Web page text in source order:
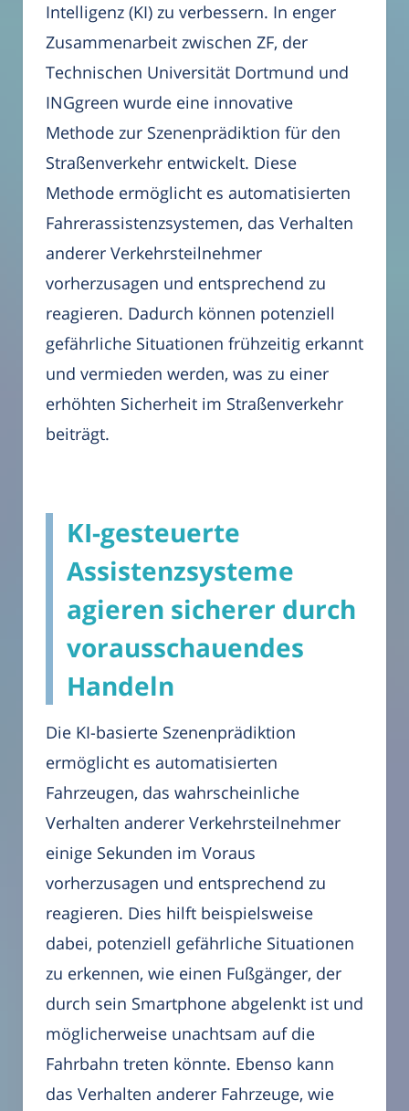
Intelligenz (KI) zu verbessern. In enger
Zusammenarbeit zwischen ZF, der
Technischen Universität Dortmund und
INGgreen wurde eine innovative
Methode zur Szenenprädiktion für den
Straßenverkehr entwickelt. Diese
Methode ermöglicht es automatisierten
Fahrerassistenzsystemen, das Verhalten
anderer Verkehrsteilnehmer
vorherzusagen und entsprechend zu
reagieren. Dadurch können potenziell
gefährliche Situationen frühzeitig erkannt
und vermieden werden, was zu einer
erhöhten Sicherheit im Straßenverkehr
beiträgt.
KI-gesteuerte
Assistenzsysteme
agieren sicherer durch
vorausschauendes
Handeln
Die KI-basierte Szenenprädiktion
ermöglicht es automatisierten
Fahrzeugen, das wahrscheinliche
Verhalten anderer Verkehrsteilnehmer
einige Sekunden im Voraus
vorherzusagen und entsprechend zu
reagieren. Dies hilft beispielsweise
dabei, potenziell gefährliche Situationen
zu erkennen, wie einen Fußgänger, der
durch sein Smartphone abgelenkt ist und
möglicherweise unachtsam auf die
Fahrbahn treten könnte. Ebenso kann
das Verhalten anderer Fahrzeuge, wie